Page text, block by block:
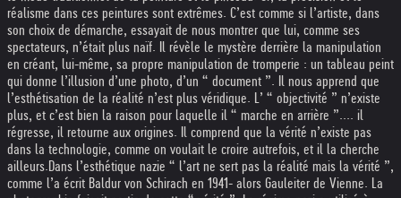
réalisme dans ces peintures sont extrêmes. C’est comme si l’artiste, dans
son choix de démarche, essayait de nous montrer que lui, comme ses
spectateurs, n’était plus naïf. Il révèle le mystère derrière la manipulation
en créant, lui-même, sa propre manipulation de tromperie : un tableau peint
qui donne l’illusion d’une photo, d’un “ document ”. Il nous apprend que
l’esthétisation de la réalité n’est plus véridique. L’ “ objectivité ” n’existe
plus, et c’est bien la raison pour laquelle il “ marche en arrière ”.... il
régresse, il retourne aux origines. Il comprend que la vérité n’existe pas
dans la technologie, comme on voulait le croire autrefois, et il la cherche
ailleurs. Dans l’esthétique nazie “ l’art ne sert pas la réalité mais la vérité ”,
comme l’a écrit Baldur von Schirach en 1941- alors Gauleiter de Vienne. La